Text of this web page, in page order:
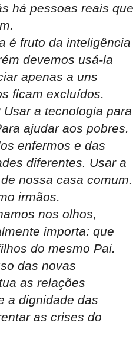
há pessoas reais que
é fruto da inteligência
devemos usá-la
apenas a uns
ficam excluídos.
a tecnologia para
ajudar aos pobres.
enfermos e das
diferentes. Usar a
nossa casa comum.
irmãos.
nos olhos,
importa: que
do mesmo Pai.
das novas
as relações
a dignidade das
as crises do